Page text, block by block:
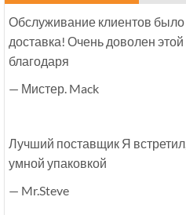
Обслуживание клиентов было
доставка! Очень доволен
благодаря
— Мистер. Mack
Лучший поставщик Я
умной упаковкой
— Mr.Steve